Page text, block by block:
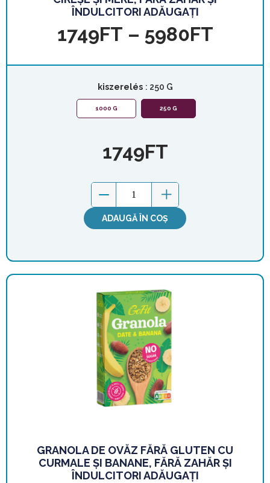
ÎNDULCITORI ADĂUGAȚI
1749FT – 5980FT
kiszerelés : 250 G
1000 G 250 G
1749FT
ADAUGĂ ÎN COȘ
GRANOLA DE OVĂZ FĂRĂ GLUTEN CU
CURMALE ȘI BANANE, FĂRĂ ZAHĂR ȘI
ÎNDULCITORI ADĂUGAȚI